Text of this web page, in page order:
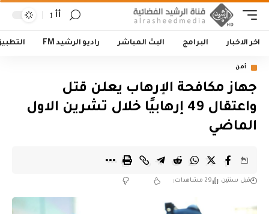
أأ
اخر الاخبار البرامج البث المباشر راديو الرشيد FM
أمن
جهاز مكافحة الإرهاب يعلن قتل
واعتقال 49 إرهابيًا خلال تشرين الاول
الماضي
قبل سنتين 29 مشاهدات